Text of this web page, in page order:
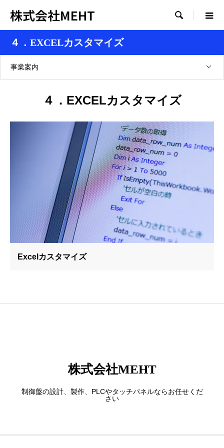
株式会社MEHT 
４．EXCELカスタマイズ
事業案内
４．EXCELカスタマイズ
Excelカスタマイズ
株式会社MEHT
制御盤の設計、製作、PLCやタッチパネルならお任せくだ
さい